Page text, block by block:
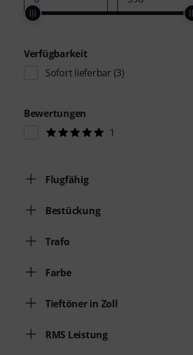
Verfügbarkeit
Sofort lieferbar (3)
Bewertungen
1
Flugfähig
Bestückung
Trafo
Farbe
Tieftöner in Zoll
RMS Leistung